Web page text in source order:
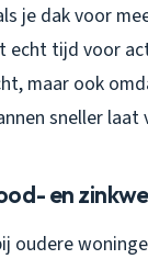
je dak voor
echt tijd voor
maar ook
sneller laat
en
oudere